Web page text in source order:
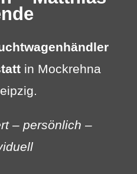
in Mockrehna
– persönlich –